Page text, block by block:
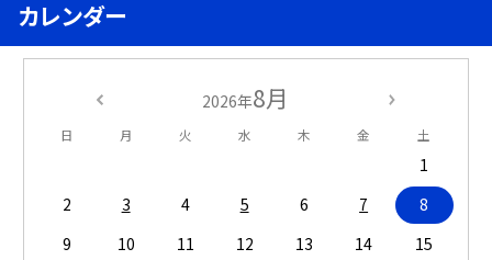
カレンダー
2026年8月
日 月 火 水 木 金 土
1
2
3 4 5 6 7
8
9
10 11 12 13 14
15